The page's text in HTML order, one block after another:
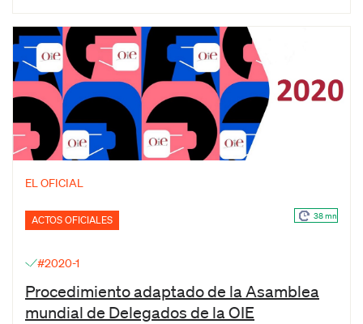
EL OFICIAL
ACTOS OFICIALES 38 mn
#2020-1
Procedimiento adaptado de la Asamblea
mundial de Delegados de la OIE